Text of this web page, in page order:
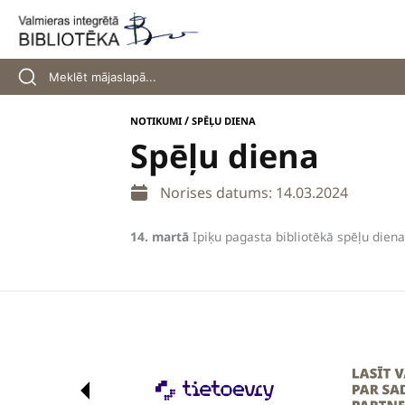
content
NOTIKUMI /SPĒĻU DIENA
Spēļu diena
Norises datums: 14.03.2024
14. martāIpiķu pagasta bibliotēkā spēļu